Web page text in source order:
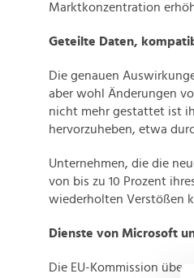
Marktkonzentration
Geteilte Daten,
Die genauen
aber wohl Änderungen
nicht mehr gestattet ist
hervorzuheben, etwa
Unternehmen, die die
von bis zu 10 Prozent
wiederholten Verstößen
Dienste von Microsoft
Die EU-Kommission